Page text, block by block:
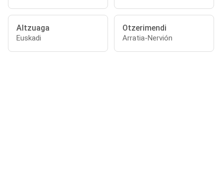
Altzuaga
Euskadi
Otzerimendi
Arratia-Nervión